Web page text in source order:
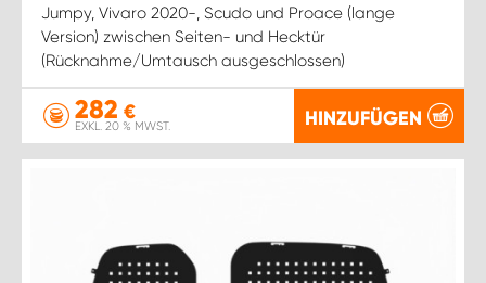
Jumpy, Vivaro 2020-, Scudo und Proace (lange
Version) zwischen Seiten- und Hecktür
(Rücknahme/Umtausch ausgeschlossen)
282 €
EXKL. 20 % MWST. HINZUFÜGEN